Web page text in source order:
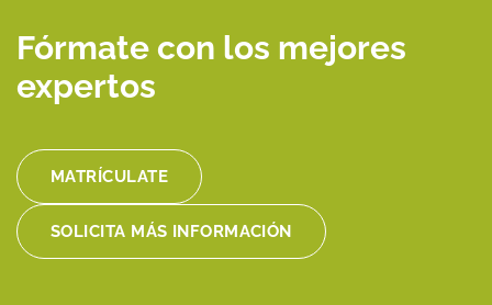
Fórmate con los mejores
expertos
MATRÍCULATE
SOLICITA MÁS INFORMACIÓN